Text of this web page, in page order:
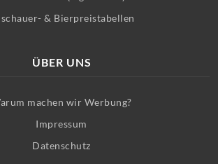
& Bierpreistabellen
ÜBER UNS
machen wir Werbung?
Impressum
Datenschutz